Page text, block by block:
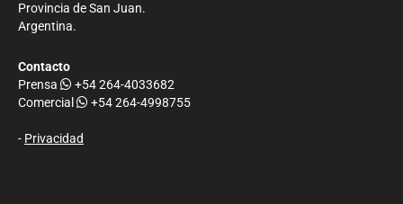
Provincia de San Juan.
Argentina.
Contacto
Prensa
+54 264-4033682
Comercial
+54 264-4998755
- Privacidad